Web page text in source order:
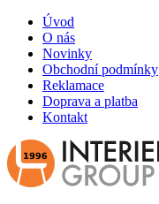
Úvod
O nás
Novinky
Obchodní podmínky
Reklamace
Doprava a platba
Kontakt